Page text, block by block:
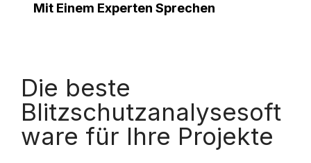
Mit Einem Experten Sprechen
Die beste
Blitzschutzanalysesoft
ware für Ihre Projekte